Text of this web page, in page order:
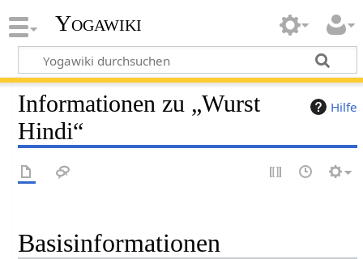
Yogawiki
Hilfe
Informationen zu „Wurst
Hindi“
Basisinformationen